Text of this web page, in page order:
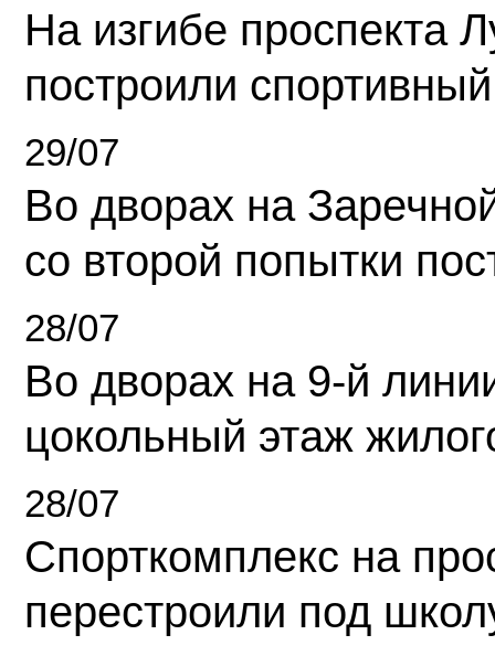
На изгибе проспекта
построили
29/07
Во дворах на
со второй попытки
28/07
Во дворах на 9-й
цокольный этаж
28/07
Спорткомплекс на
перестроили под